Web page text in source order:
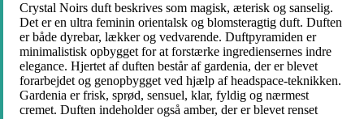
Crystal Noirs duft beskrives som magisk, æterisk og sanselig.
Det er en ultra feminin orientalsk og blomsteragtig duft. Duften
er både dyrebar, lækker og vedvarende. Duftpyramiden er
minimalistisk opbygget for at forstærke ingrediensernes indre
elegance. Hjertet af duften består af gardenia, der er blevet
forarbejdet og genopbygget ved hjælp af headspace-teknikken.
Gardenia er frisk, sprød, sensuel, klar, fyldig og nærmest
cremet. Duften indeholder også amber, der er blevet renset